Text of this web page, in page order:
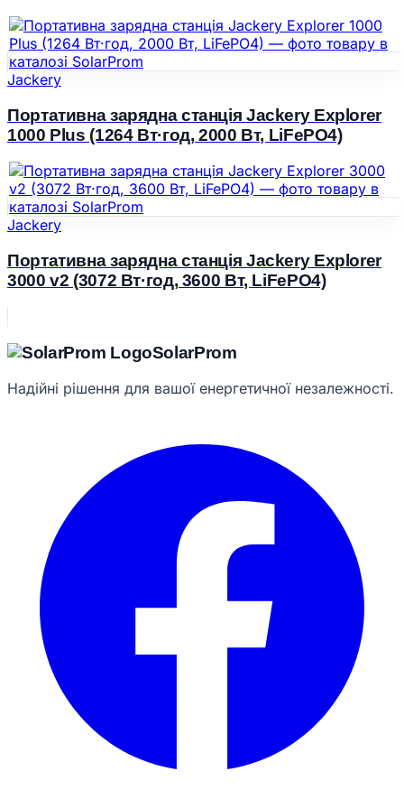
Jackery
Портативна зарядна станція Jackery Explorer
1000 Plus (1264 Вт·год, 2000 Вт, LiFePO4)
Jackery
Портативна зарядна станція Jackery Explorer
3000 v2 (3072 Вт·год, 3600 Вт, LiFePO4)
SolarProm
Надійні рішення для вашої енергетичної незалежності.